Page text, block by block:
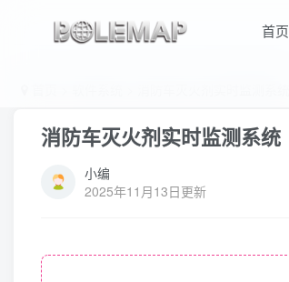
首页
消防车灭火剂实时监测系统
小编
2025年11月13日更新